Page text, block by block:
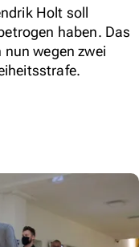
Holt soll
haben. Das
wegen zwei